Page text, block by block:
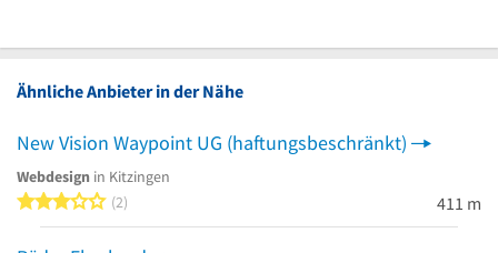
Ähnliche Anbieter in der Nähe
New Vision Waypoint UG (haftungsbeschränkt)
Webdesign in Kitzingen
3 von 5 Sternen
2 411 m